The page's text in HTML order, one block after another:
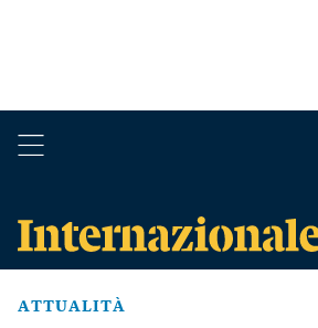
ATTUALITÀ